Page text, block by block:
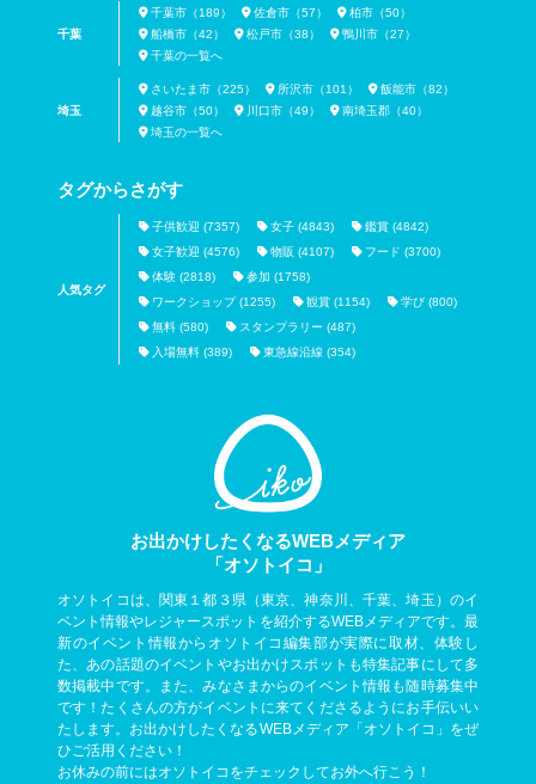
千葉
千葉市（189） 佐倉市（57）
柏市（50）
船橋市（42）
松戸市（38）
鴨川市（27）
千葉の一覧へ
埼玉
さいたま市（225） 所沢市（101）
飯能市（82）
越谷市（50）
川口市（49）
南埼玉郡（40）
埼玉の一覧へ
タグからさがす
人気タグ
子供歓迎 (7357) 女子 (4843)
鑑賞 (4842)
女子歓迎 (4576)
物販 (4107)
フード (3700)
体験 (2818)
参加 (1758)
ワークショップ (1255)
観賞 (1154)
学び (800)
無料 (580)
スタンプラリー (487)
入場無料 (389)
東急線沿線 (354)
お出かけしたくなるWEBメディア
「オソトイコ」
オソトイコは、関東１都３県（東京、神奈川、千葉、埼玉）のイ
ベント情報やレジャースポットを紹介するWEBメディアです。最
新のイベント情報からオソトイコ編集部が実際に取材、体験し
た、あの話題のイベントやお出かけスポットも特集記事にして多
数掲載中です。また、みなさまからのイベント情報も随時募集中
です！たくさんの方がイベントに来てくださるようにお手伝いい
たします。お出かけしたくなるWEBメディア「オソトイコ」をぜ
ひご活用ください！
お休みの前にはオソトイコをチェックしてお外へ行こう！